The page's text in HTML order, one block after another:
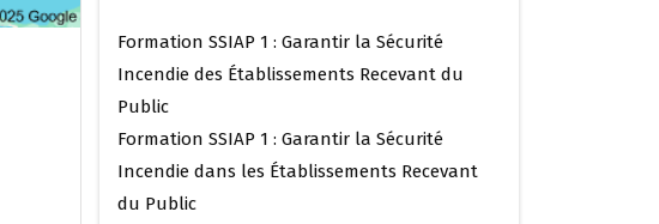
Formation SSIAP 1 : Garantir la Sécurité
Incendie des Établissements Recevant du
Public
Formation SSIAP 1 : Garantir la Sécurité
Incendie dans les Établissements Recevant
du Public